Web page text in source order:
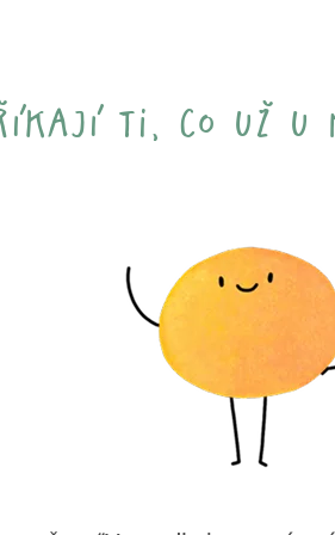
ti, co už u